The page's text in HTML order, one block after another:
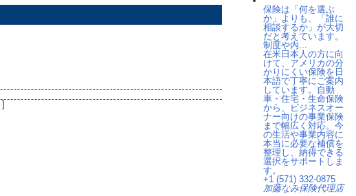
]
保険は「何を選ぶ
か」よりも、「誰に
相談するか」が大切
だと考えています。
制度や内...
在米日本人の方に向
けて、アメリカの分
かりにくい保険を日
本語で丁寧にご案内
しています。自動
車・住宅・生命保険
から、ビジネスオー
ナー向けの事業保険
まで幅広く対応。今
の生活や事業内容に
本当に必要な補償を
整理し、納得できる
選択をサポートしま
す。
+1 (571) 332-0875
加藤なみ保険代理店